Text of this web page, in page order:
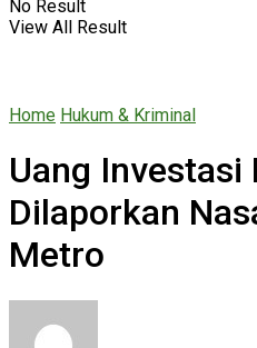
No Result
View All Result
Home Hukum & Kriminal
Uang Investasi
Dilaporkan
Metro